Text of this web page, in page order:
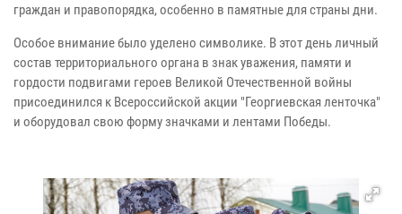
граждан и правопорядка, особенно в памятные для страны дни.
Особое внимание было уделено символике. В этот день личный
состав территориального органа в знак уважения, памяти и
гордости подвигами героев Великой Отечественной войны
присоединился к Всероссийской акции "Георгиевская ленточка"
и оборудовал свою форму значками и лентами Победы.